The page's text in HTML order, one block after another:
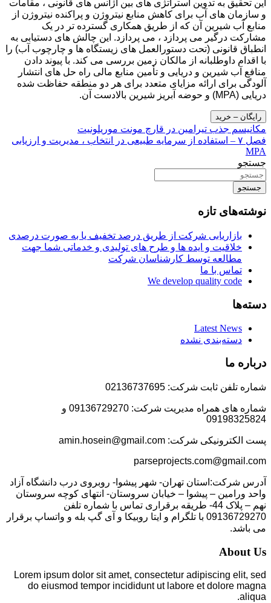
این تحقیق به تدوین استراتژی های بین آژانس های قانونی ، مقامات
و سازمان های آب برای کاهش منابع نیتروژن و پراکنده نیتروژن از
منابع آب شیرین آن که از طریق همکاری گسترده تر در یک
مشارکت درگیر می پردازد ، می پردازد. این چالش های دستیابی به
انطباق قانونی (تحت دستورالعمل های زیستگاه ها و چارچوب آب) را
با اقدام داوطلبانه از مالکان زمین بررسی می کند. با پیوند دادن
منافع آب شیرین و دریایی و تأمین منابع مالی راه حل های انتشار
آلودگی برای ارائه مزایای متعدد برای هر دو منطقه حفاظت شده
دریایی (MPA) و حوضه آبریز شیرین بالادست آن.
رایگان – خرید
راهبری
نوشته
مکانیسم جذب تیرامین در قارچ مونت موریلونیت
فصل ۷ – استفاده از سرمایه طبیعی در انتخاب ، مدیریت و ارزیابی
MPA
جستجو
جستجو
نوشته‌های تازه
بازاریابی شرکت از طریق درصد تخفیف یا به صورت درصدی
خلاقیت و ایده ها و طرح های تولیدی و خدماتی شما جهت
مطالعه توسط کارشناسان شرکت
تماس با ما
We develop quality code
دسته‌ها
Latest News
دسته‌بندی نشده
درباره ما
شماره تلفن ثابت شرکت: 02136737695
شماره های همراه مدیریت شرکت: 09136729270 و
09198325824
پست الکترونیکی شرکت: amin.hosein@gmail.com
parseprojects.com@gmail.com
آدرس شرکت:استان تهران- شهر پیشوا- روبروی درب دانشگاه آزاد
واحد ورامین – پیشوا – خیابان سروستان- انتهای کوچه سروستان
نهم – پلاک 44- طریقه برقراری تماس با شماره تلفن
09136729270 با تلگرام و ایتا روبیکا و آی گپ بله و واتساپ برقرار
می باشد.
About Us
Lorem ipsum dolor sit amet, consectetur adipiscing elit, sed
do eiusmod tempor incididunt ut labore et dolore magna
aliqua.